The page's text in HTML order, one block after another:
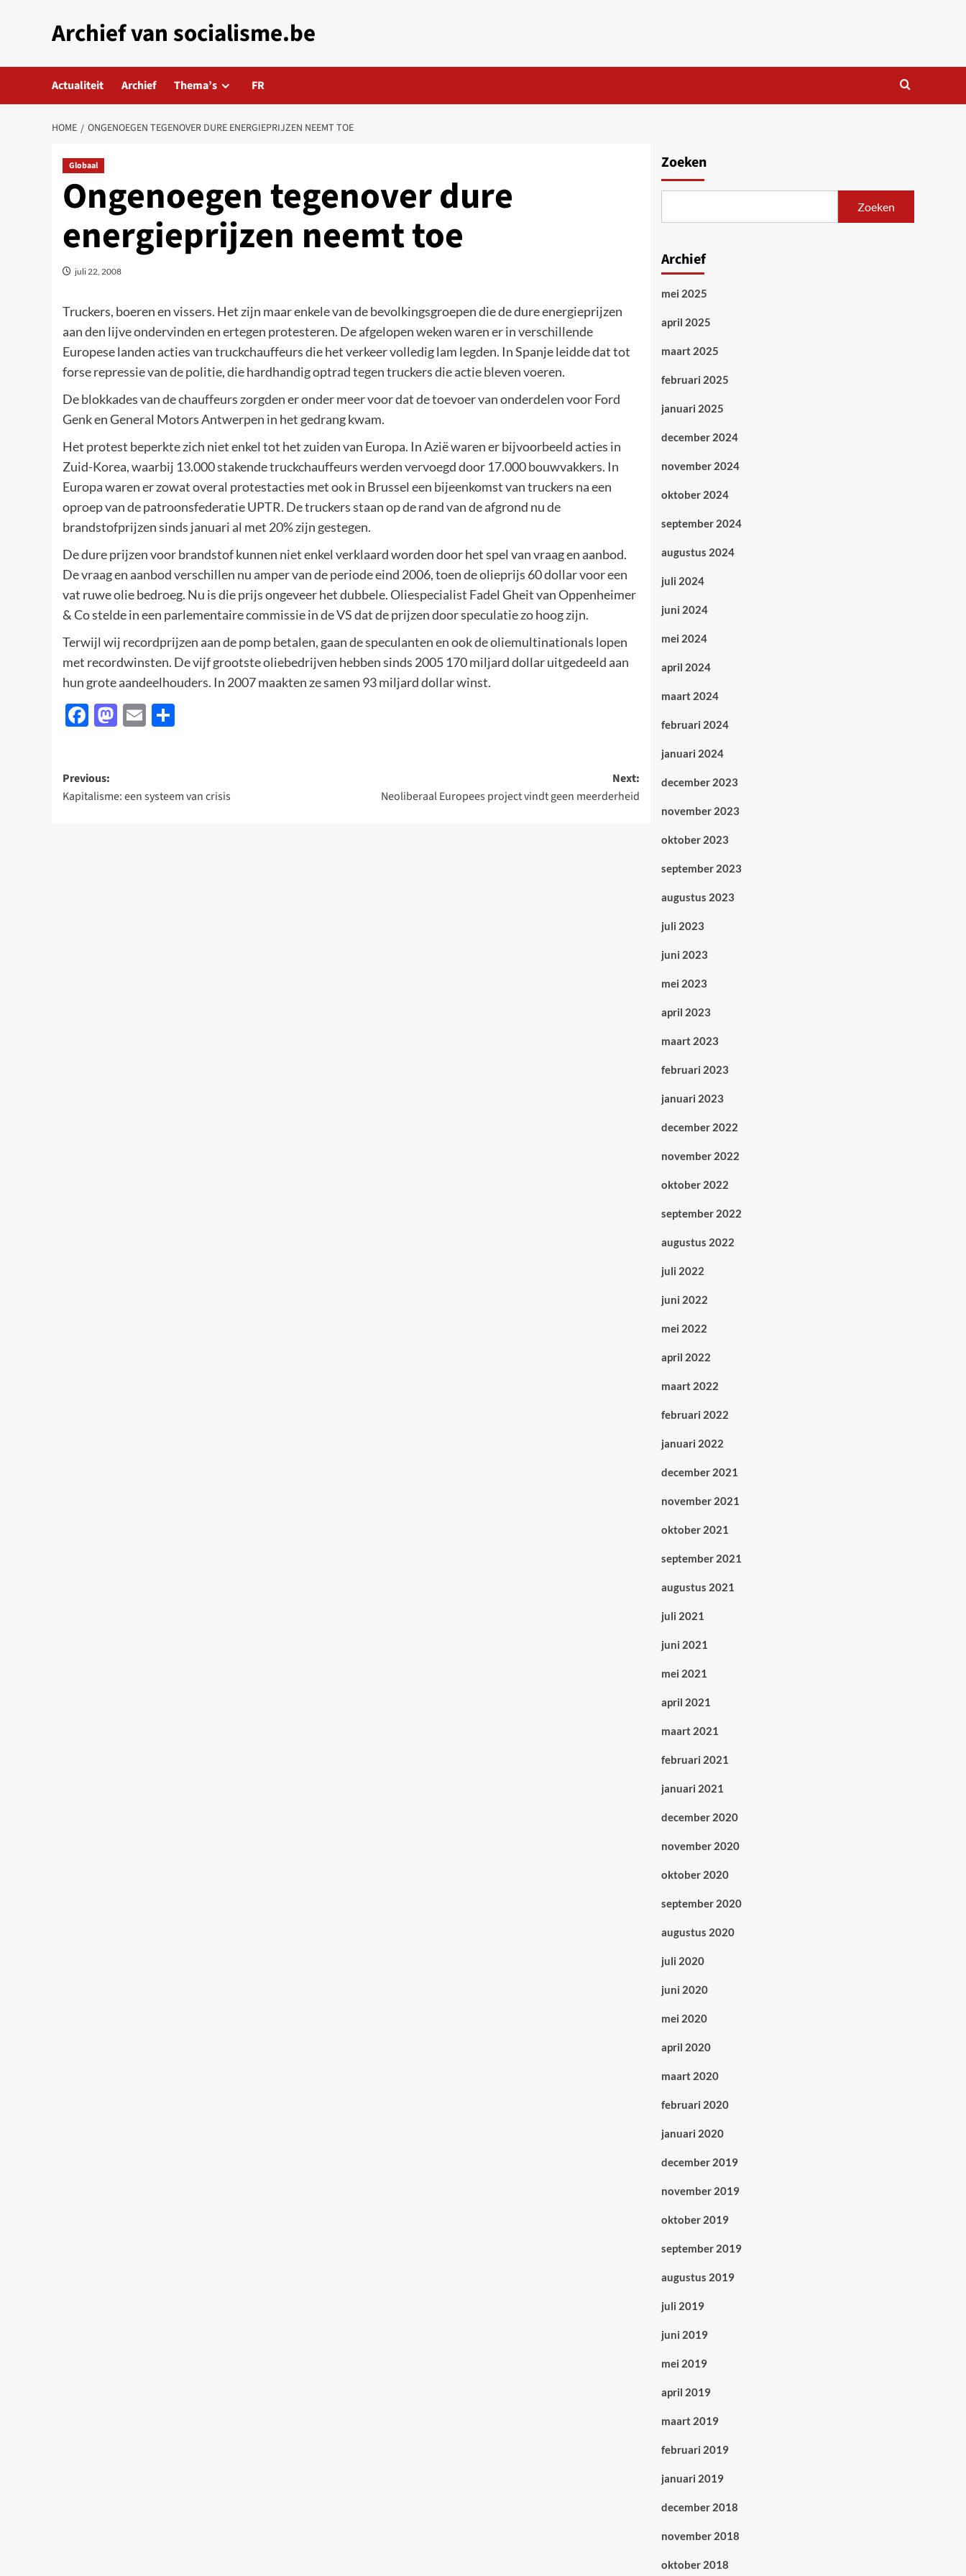
Archief van socialisme.be
Actualiteit Archief Thema’s FR
HOME ONGENOEGEN TEGENOVER DURE ENERGIEPRIJZEN NEEMT TOE
Globaal
Ongenoegen tegenover dure
energieprijzen neemt toe
juli 22, 2008
Truckers, boeren en vissers. Het zijn maar enkele van de bevolkingsgroepen die de dure energieprijzen
aan den lijve ondervinden en ertegen protesteren. De afgelopen weken waren er in verschillende
Europese landen acties van truckchauffeurs die het verkeer volledig lam legden. In Spanje leidde dat tot
forse repressie van de politie, die hardhandig optrad tegen truckers die actie bleven voeren.
De blokkades van de chauffeurs zorgden er onder meer voor dat de toevoer van onderdelen voor Ford
Genk en General Motors Antwerpen in het gedrang kwam.
Het protest beperkte zich niet enkel tot het zuiden van Europa. In Azië waren er bijvoorbeeld acties in
Zuid-Korea, waarbij 13.000 stakende truckchauffeurs werden vervoegd door 17.000 bouwvakkers. In
Europa waren er zowat overal protestacties met ook in Brussel een bijeenkomst van truckers na een
oproep van de patroonsfederatie UPTR. De truckers staan op de rand van de afgrond nu de
brandstofprijzen sinds januari al met 20% zijn gestegen.
De dure prijzen voor brandstof kunnen niet enkel verklaard worden door het spel van vraag en aanbod.
De vraag en aanbod verschillen nu amper van de periode eind 2006, toen de olieprijs 60 dollar voor een
vat ruwe olie bedroeg. Nu is die prijs ongeveer het dubbele. Oliespecialist Fadel Gheit van Oppenheimer
& Co stelde in een parlementaire commissie in de VS dat de prijzen door speculatie zo hoog zijn.
Terwijl wij recordprijzen aan de pomp betalen, gaan de speculanten en ook de oliemultinationals lopen
met recordwinsten. De vijf grootste oliebedrijven hebben sinds 2005 170 miljard dollar uitgedeeld aan
hun grote aandeelhouders. In 2007 maakten ze samen 93 miljard dollar winst.
Facebook
Mastodon
Email
Post
navigation
Previous:
Kapitalisme: een systeem van crisis
Next:
Neoliberaal Europees project vindt geen meerderheid
Zoeken
Zoeken
Archief
mei 2025
april 2025
maart 2025
februari 2025
januari 2025
december 2024
november 2024
oktober 2024
september 2024
augustus 2024
juli 2024
juni 2024
mei 2024
april 2024
maart 2024
februari 2024
januari 2024
december 2023
november 2023
oktober 2023
september 2023
augustus 2023
juli 2023
juni 2023
mei 2023
april 2023
maart 2023
februari 2023
januari 2023
december 2022
november 2022
oktober 2022
september 2022
augustus 2022
juli 2022
juni 2022
mei 2022
april 2022
maart 2022
februari 2022
januari 2022
december 2021
november 2021
oktober 2021
september 2021
augustus 2021
juli 2021
juni 2021
mei 2021
april 2021
maart 2021
februari 2021
januari 2021
december 2020
november 2020
oktober 2020
september 2020
augustus 2020
juli 2020
juni 2020
mei 2020
april 2020
maart 2020
februari 2020
januari 2020
december 2019
november 2019
oktober 2019
september 2019
augustus 2019
juli 2019
juni 2019
mei 2019
april 2019
maart 2019
februari 2019
januari 2019
december 2018
november 2018
oktober 2018